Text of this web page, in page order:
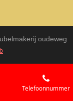
oudeweg
Telefoonnummer